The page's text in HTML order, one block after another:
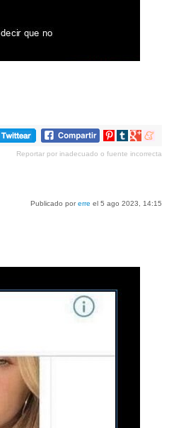
Compartir
Pinterest
Compartir
tumblr
Compartir
Google+
Compartir
meneame
Reportar por inadecuado o fuente incorrecta
Publicado porerre el 5 ago 2023, 14:15